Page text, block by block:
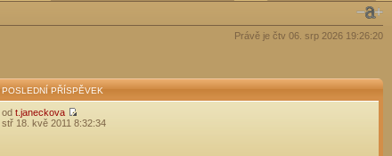
Právě je čtv 06. srp 2026 19:26:20
POSLEDNÍ PŘÍSPĚVEK
od t.janeckova
stř 18. kvě 2011 8:32:34